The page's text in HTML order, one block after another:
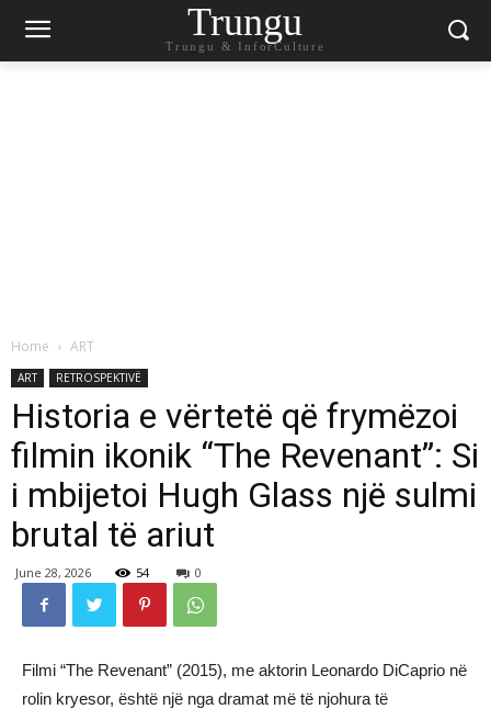
Trungu
Trungu & InforCulture
Home ART
ART RETROSPEKTIVË
Historia e vërtetë që frymëzoi
filmin ikonik “The Revenant”: Si
i mbijetoi Hugh Glass një sulmi
brutal të ariut
June 28, 2026 54 0
Filmi “The Revenant” (2015), me aktorin Leonardo DiCaprio në
rolin kryesor, është një nga dramat më të njohura të